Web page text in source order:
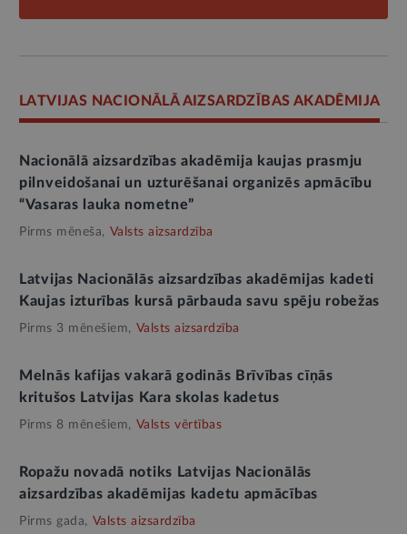
LATVIJAS NACIONĀLĀ AIZSARDZĪBAS AKADĒMIJA
Nacionālā aizsardzības akadēmija kaujas prasmju
pilnveidošanai un uzturēšanai organizēs apmācību
“Vasaras lauka nometne”
Pirms mēneša, Valsts aizsardzība
Latvijas Nacionālās aizsardzības akadēmijas kadeti
Kaujas izturības kursā pārbauda savu spēju robežas
Pirms 3 mēnešiem, Valsts aizsardzība
Melnās kafijas vakarā godinās Brīvības cīņās
kritušos Latvijas Kara skolas kadetus
Pirms 8 mēnešiem, Valsts vērtības
Ropažu novadā notiks Latvijas Nacionālās
aizsardzības akadēmijas kadetu apmācības
Pirms gada, Valsts aizsardzība